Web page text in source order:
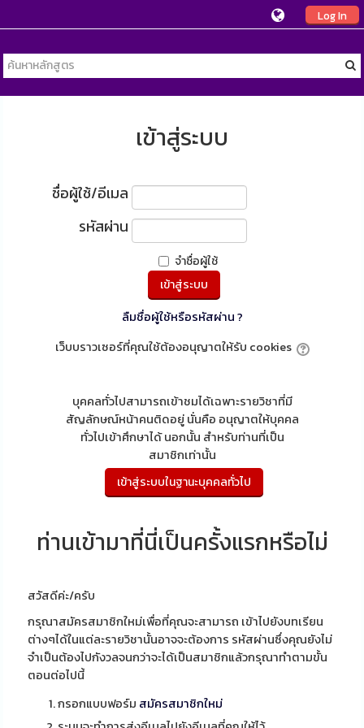
Log In
เข้าสู่ระบบ
ชื่อผู้ใช้/อีเมล
รหัสผ่าน
จำชื่อผู้ใช้
ลืมชื่อผู้ใช้หรือรหัสผ่าน ?
เว็บบราวเซอร์ที่คุณใช้ต้องอนุญาตให้รับ cookies
บุคคลทั่วไปสามารถเข้าชมได้เฉพาะรายวิชาที่มี
สัญลักษณ์หน้าคนติดอยู่ นั่นคือ อนุญาตให้บุคคล
ทั่วไปเข้าศึกษาได้ นอกนั้น สำหรับท่านที่เป็น
สมาชิกเท่านั้น
ท่านเข้ามาที่นี่เป็นครั้งแรกหรือไม่
สวัสดีค่ะ/ครับ
กรุณาสมัครสมาชิกใหม่เพื่อที่คุณจะสามารถ เข้าไปยังบทเรียน
ต่างๆได้ในแต่ละรายวิชานั้นอาจจะต้องการ รหัสผ่านซึ่งคุณยังไม่
จำเป็นต้องไปกังวลจนกว่าจะได้เป็นสมาชิกแล้วกรุณาทำตามขั้น
ตอนต่อไปนี้
กรอกแบบฟอร์ม สมัครสมาชิกใหม่